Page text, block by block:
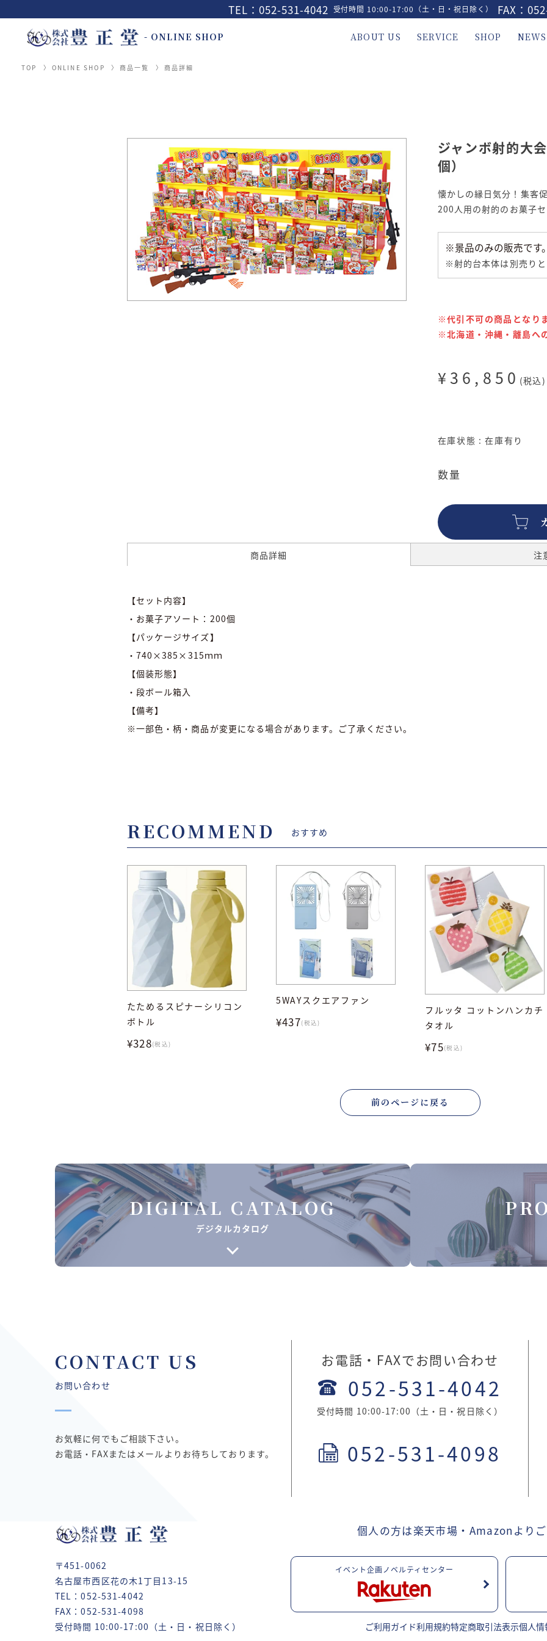
TEL：052-531-4042 受付時間 10:00-17:00（土・日・祝日除く） FAX：
- ONLINE SHOP ABOUT US SERVICE SHOP
TOP ONLINE SHOP 商品一覧 商品詳細
ジャンボ射的大
個）
懐かしの縁日気分！集客
200人用の射的のお菓子
※景品のみの販売です
※射的台本体は別売り
※代引不可の商品となり
※北海道・沖縄・離島へ
¥36,850 (税込)
在庫状態 : 在庫有り
数量
商品詳細 注
【セット内容】
・お菓子アソート：200個
【パッケージサイズ】
・740×385×315ｍｍ
【個装形態】
・段ボール箱入
【備考】
※一部色・柄・商品が変更になる場合があります。ご了承ください。
RECOMMEND おすすめ
たためるスピナーシリコン
ボトル
¥328(税込)
5WAYスクエアファン
¥437(税込)
フルッタ コットンハンカチ
タオル
¥75(税込)
前のページに戻る
DIGITAL CATALOG
デジタルカタログ
CONTACT US
お問い合わせ
お気軽に何でもご相談下さい。
お電話・FAXまたはメールよりお待ちしております。
お電話・FAXでお問い合わせ
052-531-4042
受付時間 10:00-17:00（土・日・祝日除く）
052-531-4098
〒451-0062
名古屋市西区花の木1丁目13-15
TEL：052-531-4042
FAX：052-531-4098
受付時間 10:00-17:00（土・日・祝日除く）
個人の方は楽天市場・Amazonより
イベント企画ノベルティセンター
ご利用ガイド利用規約特定商取引法表示個人